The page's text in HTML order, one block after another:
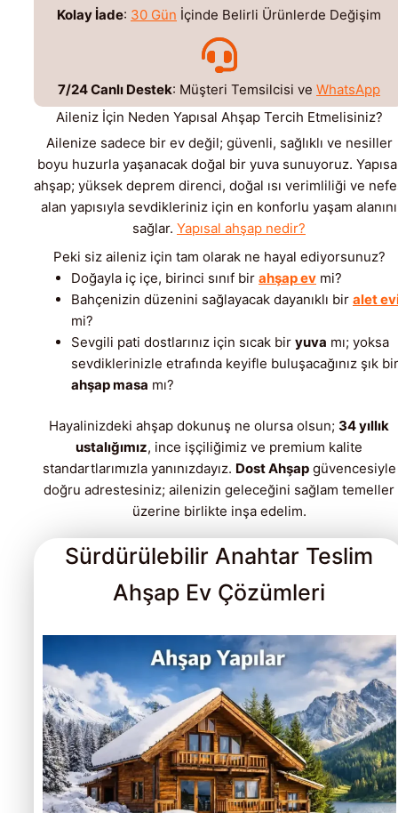
Kolay İade: 30 Gün İçinde Belirli Ürünlerde Değişim
7/24 Canlı Destek: Müşteri Temsilcisi ve WhatsApp
Aileniz İçin Neden Yapısal Ahşap Tercih Etmelisiniz?
Ailenize sadece bir ev değil; güvenli, sağlıklı ve nesiller
boyu huzurla yaşanacak doğal bir yuva sunuyoruz.
ahşap; yüksek deprem direnci, doğal ısı verimliliği ve
alan yapısıyla sevdikleriniz için en konforlu yaşam alanını
sağlar. Yapısal ahşap nedir?
Peki siz aileniz için tam olarak ne hayal ediyorsunuz?
Doğayla iç içe, birinci sınıf bir ahşap ev mi?
Bahçenizin düzenini sağlayacak dayanıklı bir alet
mi?
Sevgili pati dostlarınız için sıcak bir yuva mı; yoksa
sevdiklerinizle etrafında keyifle buluşacağınız şık bir
ahşap masa mı?
Hayalinizdeki ahşap dokunuş ne olursa olsun; 34 yıllık
ustalığımız, ince işçiliğimiz ve premium kalite
standartlarımızla yanınızdayız. Dost Ahşapgüvencesiyle
doğru adrestesiniz; ailenizin geleceğini sağlam temeller
üzerine birlikte inşa edelim.
Sürdürülebilir Anahtar Teslim
Ahşap Ev Çözümleri